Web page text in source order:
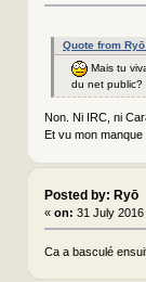
Quote from
Mais tu
du net public?
Non. Ni IRC, ni
Et vu mon
Posted by: Ryō
« on: 31 July
Ca a basculé